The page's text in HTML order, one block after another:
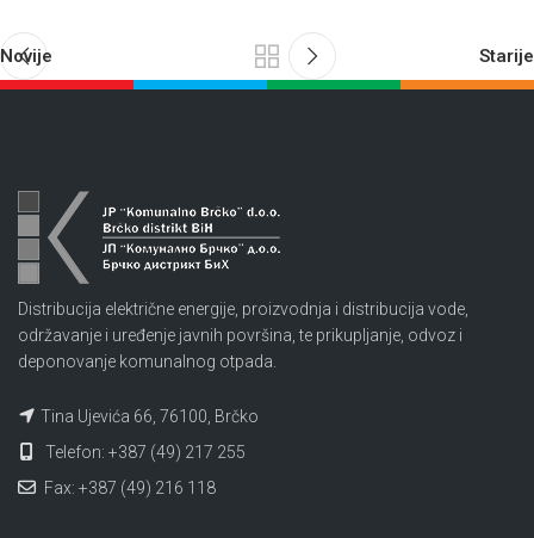
Novije Starije
Distribucija električne energije, proizvodnja i distribucija vode,
održavanje i uređenje javnih površina, te prikupljanje, odvoz i
deponovanje komunalnog otpada.
Tina Ujevića 66, 76100, Brčko
Telefon: +387 (49) 217 255
Fax: +387 (49) 216 118